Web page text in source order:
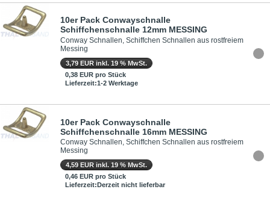
10er Pack Conwayschnalle
Schiffchenschnalle 12mm MESSING
Conway Schnallen, Schiffchen Schnallen aus rostfreiem
Messing
3,79 EUR inkl. 19 % MwSt.
0,38 EUR pro Stück
Lieferzeit:1-2 Werktage
10er Pack Conwayschnalle
Schiffchenschnalle 16mm MESSING
Conway Schnallen, Schiffchen Schnallen aus rostfreiem
Messing
4,59 EUR inkl. 19 % MwSt.
0,46 EUR pro Stück
Lieferzeit:Derzeit nicht lieferbar